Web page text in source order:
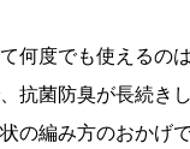
何度でも使えるの
抗菌防臭が長続き
の編み方のおかげ